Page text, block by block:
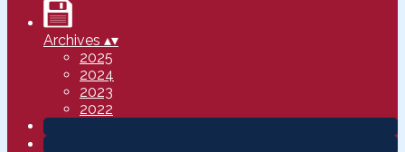
Archives ▴▾
2025
2024
2023
2022